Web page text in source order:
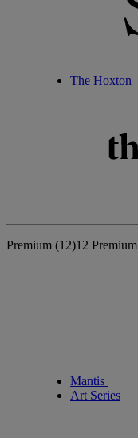
The Hoxton
Premium (12)12 Premium
Mantis
Art Series